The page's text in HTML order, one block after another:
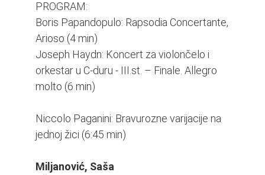
PROGRAM:
Boris Papandopulo: Rapsodia Concertante,
Arioso (4 min)
Joseph Haydn: Koncert za violončelo i
orkestar u C-duru - III.st. – Finale. Allegro
molto (6 min)
Niccolo Paganini: Bravurozne varijacije na
jednoj žici (6:45 min)
Miljanović, Saša